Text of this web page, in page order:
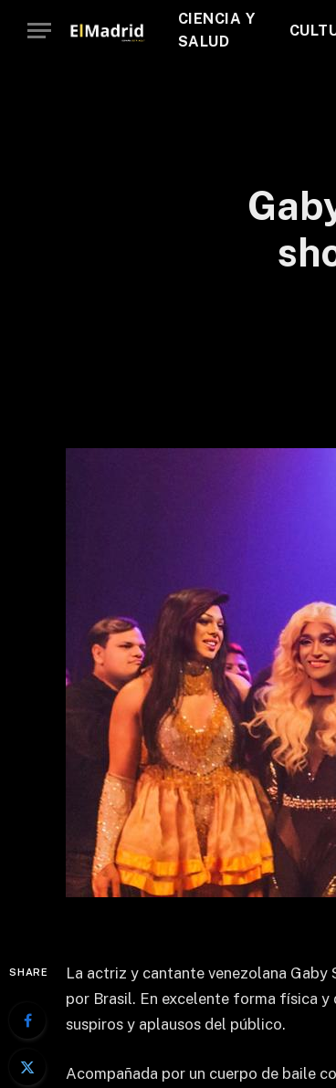
CIENCIA Y
SALUD
SHARE
La actriz y cantante venezolana Gaby
por Brasil. En excelente forma física y
suspiros y aplausos del público.
Acompañada por un cuerpo de baile